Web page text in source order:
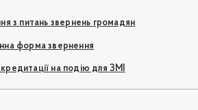
з питань звернень громадян
форма звернення
на подію для ЗМІ